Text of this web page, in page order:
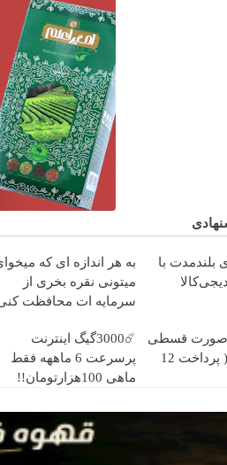
بلندمدت با
به هر اندازه ای که
میتونی نقره بخری از
سرمایه ات محافظت
صورت قسطی
از دیجی‌کالا ( پرداخت 12
☄️3000گیگ اینترنت
پرسرعت 6 ماههه فقط
ماهی 100هزارتومان!!